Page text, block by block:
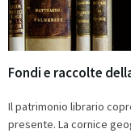
Fondi e raccolte
Il patrimonio librario
presente. La cornice